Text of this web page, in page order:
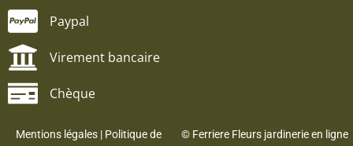
Paypal
Virement bancaire
Chèque
Mentions légales| Politique de
© Ferriere Fleurs jardinerie en ligne